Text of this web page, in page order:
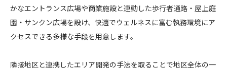
かなエントランス広場や商業施設と連動した歩行者通路・屋上庭
園・サンクン広場を設け、快適でウェルネスに富む執務環境にア
クセスできる多様な手段を用意します。
隣接地区と連携したエリア開発の手法を取ることで地区全体の一